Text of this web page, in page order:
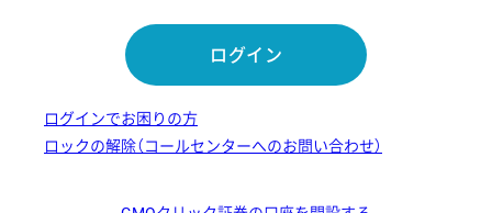
ログイン
ログインでお困りの方
ロックの解除（コールセンターへのお問い合わせ）